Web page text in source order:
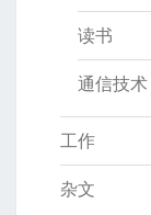
读书
通信技术
工作
杂文